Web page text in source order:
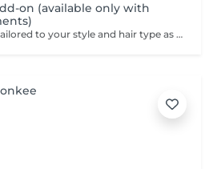
on (available only with
A professional haircut tailored to your style and hair type as an add-on to colouring or treatments. We begin with a short consultation to discuss your expectations, followed by a gentle wash while you relax lying comfortably in our Maletti chair, a precise cut, and a smooth blow-dry. We use Dyson Pro tools that protect your hair from excessive heat and deliver a sleek, polished finish. LaBiosthétique care and styling products provide holistic care for hair and scalp, combining scientific research with carefully selected natural ingredients. All brushes are sanitised with Sibel equipment, which effectively removes hair, product buildup, and impurities while reducing bacteria on the brush surface to maintain high hygiene standards for every client. For a more defined final look, styling can be added as an add-on. Simple, Moderate, Complex This grading reflects your hair's individual characteristics, such as texture, density, and length and is assessed by your hairdresser at the start of your visit. Not sure which to choose? We recommend booking Complex. The price will be adjusted after your consultation. Note: This is not related to the difficulty of haircuts or timing.